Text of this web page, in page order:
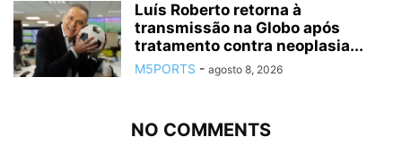
Luís Roberto retorna à
transmissão na Globo após
tratamento contra neoplasia...
M5PORTS - agosto 8, 2026
NO COMMENTS